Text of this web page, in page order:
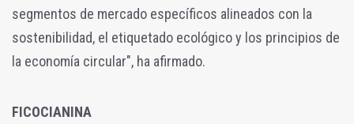
segmentos de mercado específicos alineados con la
sostenibilidad, el etiquetado ecológico y los principios de
la economía circular", ha afirmado.
FICOCIANINA